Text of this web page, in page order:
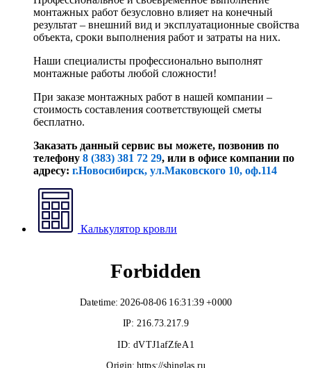
монтажных работ безусловно влияет на конечный
результат – внешний вид и эксплуатационные свойства
объекта, сроки выполнения работ и затраты на них.
Наши специалисты профессионально выполнят
монтажные работы любой сложности!
При заказе монтажных работ в нашей компании –
стоимость составления соответствующей сметы
бесплатно.
Заказать данный сервис вы можете, позвонив по
телефону 8 (383) 381 72 29, или в офисе компании по
адресу: г.Новосибирск, ул.Маковского 10, оф.114
Калькулятор кровли